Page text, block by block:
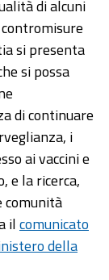
di alcuni
si presenta
si possa
di continuare
i
ai vaccini e
e la ricerca,
comunità
ilcomunicato
della